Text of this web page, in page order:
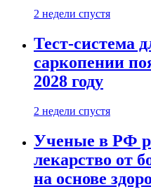
2 недели спустя
Тест-система
саркопении
2028 году
2 недели спустя
Ученые в РФ
лекарство от
на основе